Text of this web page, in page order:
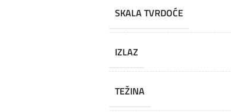
SKALA TVRDOĆE
IZLAZ
TEŽINA